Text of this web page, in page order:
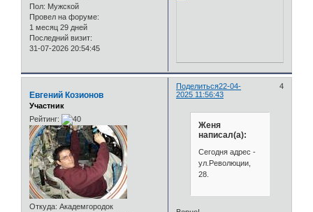
Пол: Мужской
Провел на форуме:
1 месяц 29 дней
Последний визит:
31-07-2026 20:54:45
Поделиться 4
22-04-
2025 11:56:43
Евгений Козионов
Участник
Рейтинг:
Откуда: Академгородок
Женя
написал(а):
Сегодня адрес -
ул.Революции,
28.